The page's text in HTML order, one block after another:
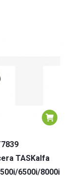
TASKalfa
6500i/8000i